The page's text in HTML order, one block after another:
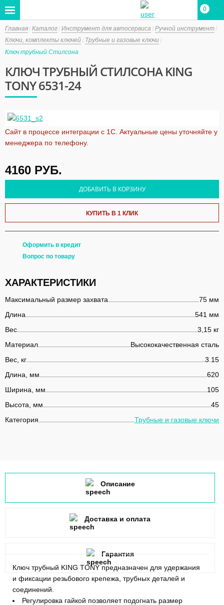
0
Главная Каталог Инструмент для автосервиса
Ручной инструмент
Ключи, комплекты ключей
Трубные и газовые ключи
Ключ трубный Стилсона
КЛЮЧ ТРУБНЫЙ СТИЛСОНА KING
TONY 6531-24
Сайт в процессе интеграции с 1С. Актуальные цены уточняйте у
менеджера по телефону.
4160 РУБ.
ДОБАВИТЬ В КОРЗИНУ
КУПИТЬ В 1 КЛИК
Оформить в кредит
Вопрос по товару
ХАРАКТЕРИСТИКИ
Максимальный размер захвата
75 мм
Длина
541 мм
Вес
3,15 кг
Материал
Высококачественная сталь
Вес, кг
3.15
Длина, мм
620
Ширина, мм
105
Высота, мм
45
Категория
Трубные и газовые ключи
Описание
Ключ трубный KING TONY предназначен для удержания
и фиксации резьбового крепежа, трубных деталей и
соединений.
Регулировка гайкой позволяет подогнать размер
Доставка и оплата
Гарантия